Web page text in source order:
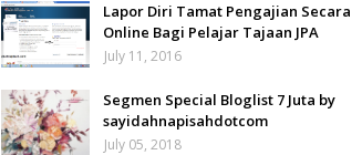
Lapor Diri Tamat Pengajian Secara
Online Bagi Pelajar Tajaan JPA
July 11, 2016
Segmen Special Bloglist 7 Juta by
sayidahnapisahdotcom
July 05, 2018